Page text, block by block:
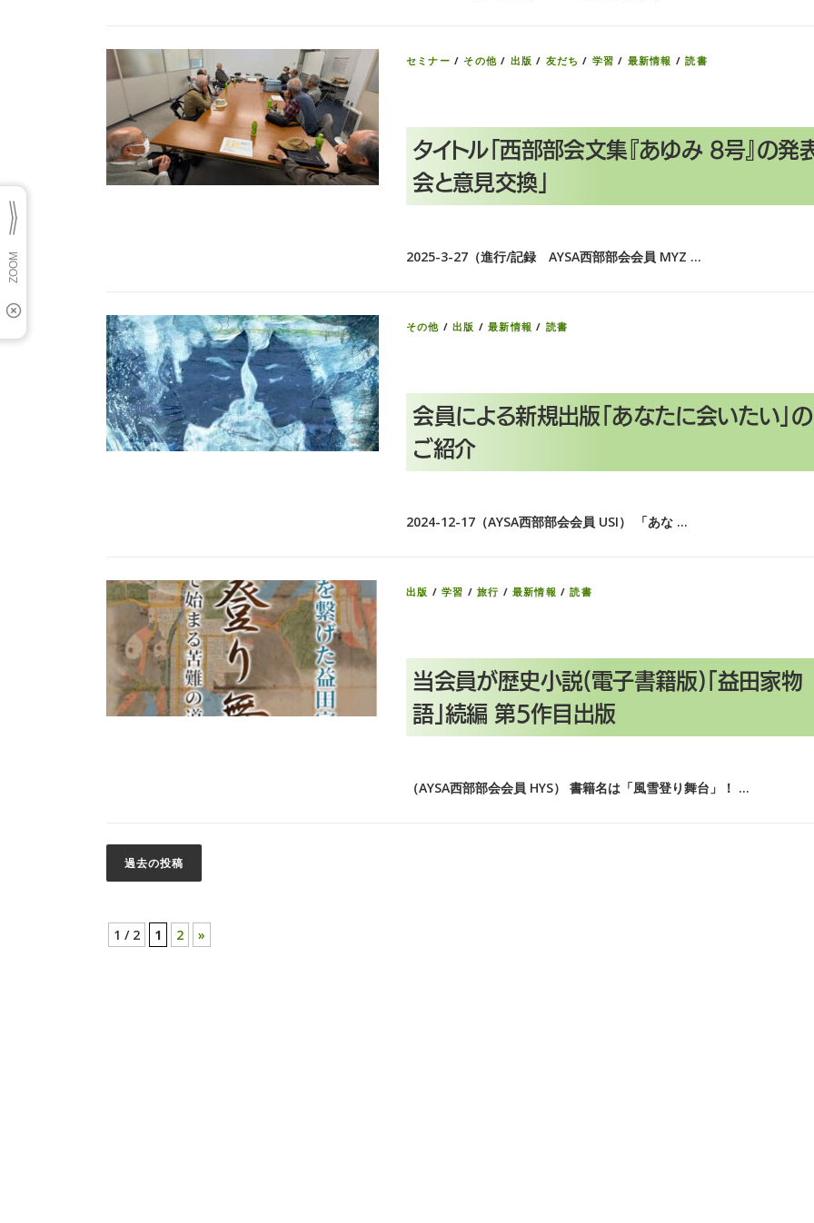
セミナー / その他 / 出版 / 友だち / 学習 / 最新情報 /読書
タイトル「西部部会文集『あゆみ 8号』の発
会と意見交換」
2025-3-27（進行/記録 AYSA西部部会会員 MYZ …
その他 /出版 /最新情報 / 読書
会員による新規出版「あなたに会いたい」の
ご紹介
2024-12-17（AYSA西部部会会員 USI） 「あな …
出版 /学習 /旅行 /最新情報 /読書
当会員が歴史小説(電子書籍版)「益田家物
語」続編 第5作目出版
（AYSA西部部会会員 HYS） 書籍名は「風雪登り舞台」！ …
稿
ナ
過去の投稿
1 / 2 1 2 »